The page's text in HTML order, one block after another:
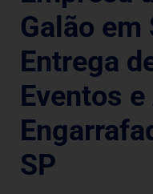
Galão em
Entrega
Eventos
SP